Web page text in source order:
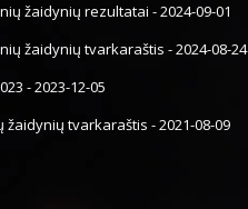
žaidynių rezultatai -2024-09-01
žaidynių tvarkaraštis -2024-08-24
-2023-12-05
žaidynių tvarkaraštis -2021-08-09